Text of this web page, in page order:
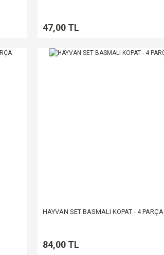
47,00 TL
HAYVAN SET BASMALI KOPAT - 4 PARÇA
84,00 TL